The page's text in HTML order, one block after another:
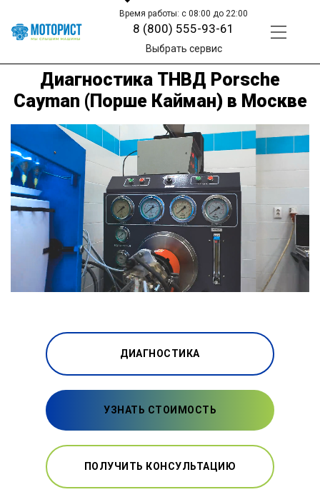
Время работы: с 08:00 до 22:00
8 (800) 555-93-61
Выбрать сервис
Диагностика ТНВД Porsche
Cayman (Порше Кайман) в Москве
ДИАГНОСТИКА
УЗНАТЬ СТОИМОСТЬ
ПОЛУЧИТЬ КОНСУЛЬТАЦИЮ